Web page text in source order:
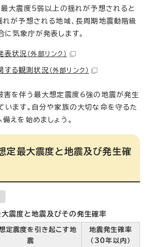
最大震度5弱以上の揺れが予想されると
が予想される地域、長周期地震動階級
気象庁が発表します。
表状況 （外部リンク）
する観測状況 （外部リンク）
害を伴う最大想定震度6強の地震が発生
います。自分や家族の大切な命を守るた
えを始めましょう。
定最大震度と地震及び発生確
震度と地震及びその発生確率
定震度を引き起こす地
震
地震発生確率
（30年以内）